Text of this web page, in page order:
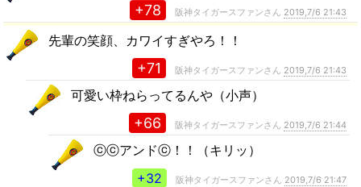
+78 阪神タイガースファンさん 2019,7/6 21:43
先輩の笑顔、カワイすぎやろ！！
+71 阪神タイガースファンさん 2019,7/6 21:43
可愛い枠ねらってるんや（小声）
+66 阪神タイガースファンさん 2019,7/6 21:44
ⓒⓒアンドⓒ！！（キリッ）
+32
阪神タイガースファンさん 2019,7/6 21:47